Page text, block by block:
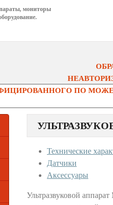
мониторы
ПО
Технические
Датчики
Аксессуары
Ультразвуковой